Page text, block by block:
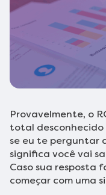
Provavelmente, o
total desconhecido
se eu te perguntar
significa você vai
Caso sua resposta
começar com uma